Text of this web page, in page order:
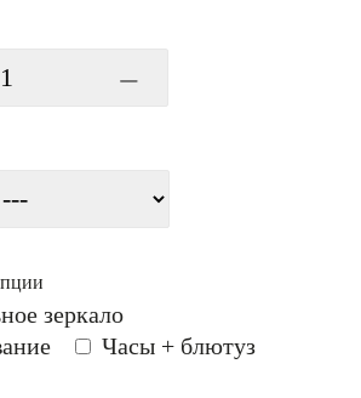
зеркало
Часы + блютуз